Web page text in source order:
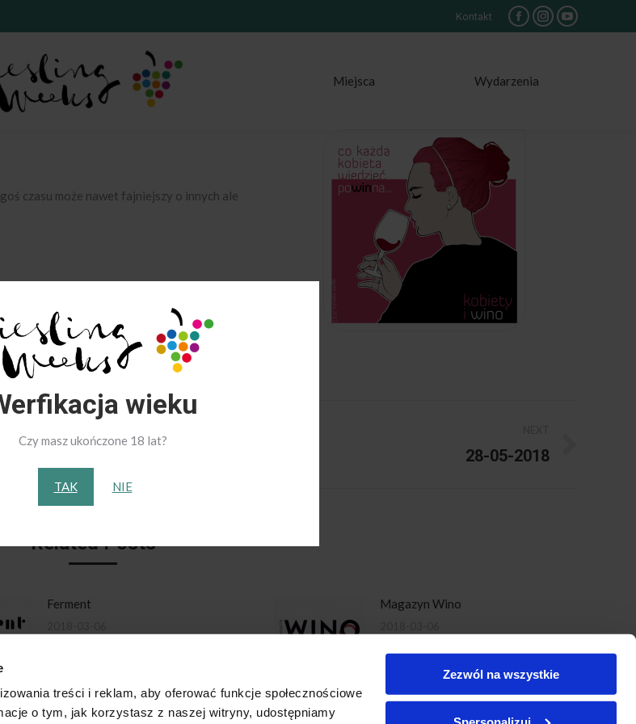
treści i reklam, aby oferować funkcje społecznościowe
o tym, jak korzystasz z naszej witryny, udostępniamy
Zezwól na wszystkie
wieku
Czy masz ukończone 18 lat?
TAK NIE
Kontakt
Facebook
Instagram
YouTube
Miejsca Wydarzenia
czasu może nawet fajniejszy o innych ale
28-05-2018
Related Posts
Ferment Magazyn Wino